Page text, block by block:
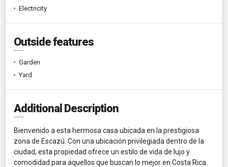
Electricity
Outside features
Garden
Yard
Additional Description
Bienvenido a esta hermosa casa ubicada en la prestigiosa
zona de Escazú. Con una ubicación privilegiada dentro de la
ciudad, esta propiedad ofrece un estilo de vida de lujo y
comodidad para aquellos que buscan lo mejor en Costa Rica.